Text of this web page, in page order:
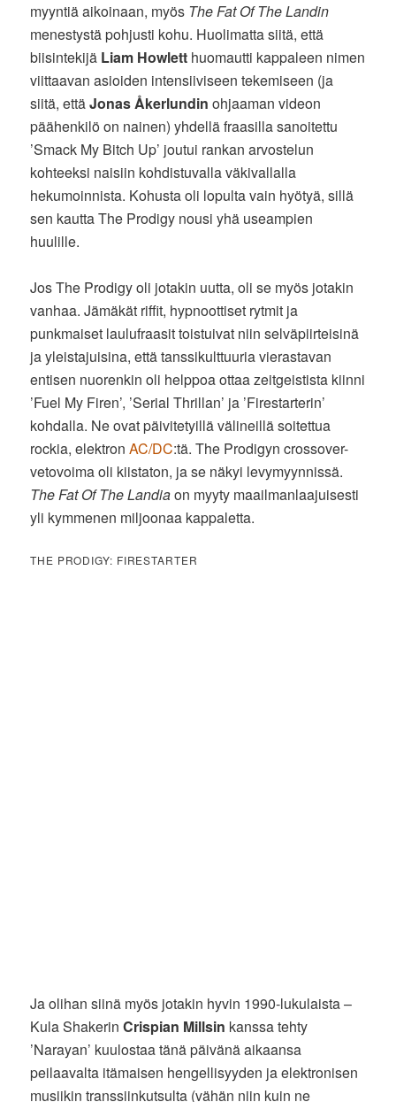
myyntiä aikoinaan, myös The Fat Of The Landin
menestystä pohjusti kohu. Huolimatta siitä, että
biisintekijä Liam Howlett huomautti kappaleen nimen
viittaavan asioiden intensiiviseen tekemiseen (ja
siitä, ettäJonas Åkerlundin ohjaaman videon
päähenkilö on nainen) yhdellä fraasilla sanoitettu
’Smack My Bitch Up’ joutui rankan arvostelun
kohteeksi naisiin kohdistuvalla väkivallalla
hekumoinnista. Kohusta oli lopulta vain hyötyä, sillä
sen kautta The Prodigy nousi yhä useampien
huulille.
Jos The Prodigy oli jotakin uutta, oli se myös jotakin
vanhaa. Jämäkät riffit, hypnoottiset rytmit ja
punkmaiset laulufraasit toistuivat niin selväpiirteisinä
ja yleistajuisina, että tanssikulttuuria vierastavan
entisen nuorenkin oli helppoa ottaa zeitgeistista kiinni
’Fuel My Firen’, ’Serial Thrillan’ ja ’Firestarterin’
kohdalla. Ne ovat päivitetyillä välineillä soitettua
rockia, elektronAC/DC:tä. The Prodigyn crossover-
vetovoima oli kiistaton, ja se näkyi levymyynnissä.
The Fat Of The Landiaon myyty maailmanlaajuisesti
yli kymmenen miljoonaa kappaletta.
THE PRODIGY: FIRESTARTER
Ja olihan siinä myös jotakin hyvin 1990-lukulaista –
Kula ShakerinCrispian Millsin kanssa tehty
’Narayan’ kuulostaa tänä päivänä aikaansa
peilaavalta itämaisen hengellisyyden ja elektronisen
musiikin transsiinkutsulta (vähän niin kuin ne